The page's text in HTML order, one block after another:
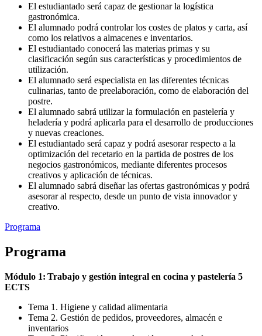
El estudiantado será capaz de gestionar la logística
gastronómica.
El alumnado podrá controlar los costes de platos y carta, así
como los relativos a almacenes e inventarios.
El estudiantado conocerá las materias primas y su
clasificación según sus características y procedimientos de
utilización.
El alumnado será especialista en las diferentes técnicas
culinarias, tanto de preelaboración, como de elaboración del
postre.
El alumnado sabrá utilizar la formulación en pastelería y
heladería y podrá aplicarla para el desarrollo de producciones
y nuevas creaciones.
El estudiantado será capaz y podrá asesorar respecto a la
optimización del recetario en la partida de postres de los
negocios gastronómicos, mediante diferentes procesos
creativos y aplicación de técnicas.
El alumnado sabrá diseñar las ofertas gastronómicas y podrá
asesorar al respecto, desde un punto de vista innovador y
creativo.
Programa
Programa
Módulo 1: Trabajo y gestión integral en cocina y pastelería 5
ECTS
Tema 1. Higiene y calidad alimentaria
Tema 2. Gestión de pedidos, proveedores, almacén e
inventarios